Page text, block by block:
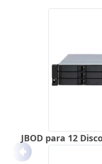
JBOD para 12
Anterior